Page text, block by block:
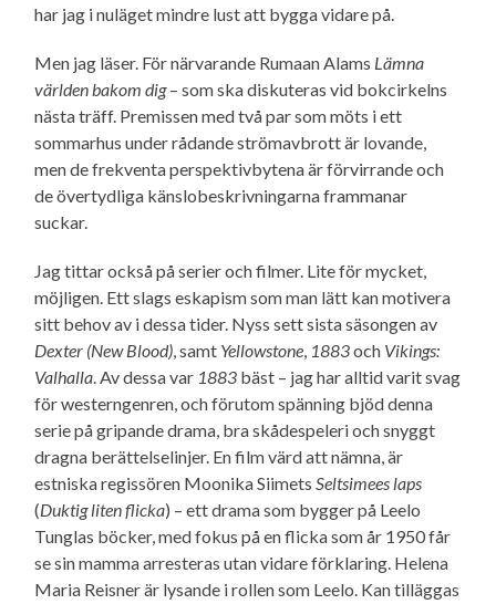
har jag i nuläget mindre lust att bygga vidare på.
Men jag läser. För närvarande Rumaan Alams Lämna
världen bakom dig– som ska diskuteras vid bokcirkelns
nästa träff. Premissen med två par som möts i ett
sommarhus under rådande strömavbrott är lovande,
men de frekventa perspektiv­bytena är förvirrande och
de övertydliga känslo­beskrivningarna frammanar
suckar.
Jag tittar också på serier och filmer. Lite för mycket,
möjligen. Ett slags eskapism som man lätt kan motivera
sitt behov av i dessa tider. Nyss sett sista säsongen av
Dexter (New Blood), samt Yellowstone, 1883och Vikings:
Valhalla. Av dessa var 1883 bäst – jag har alltid varit svag
för westerngenren, och förutom spänning bjöd denna
serie på gripande drama, bra skådespeleri och snyggt
dragna berättelse­linjer. En film värd att nämna, är
estniska regissören Moonika SiimetsSeltsimees laps
(Duktig liten flicka) – ett drama som bygger på Leelo
Tunglas böcker, med fokus på en flicka som år 1950 får
se sin mamma arresteras utan vidare förklaring. Helena
Maria Reisner är lysande i rollen som Leelo. Kan tilläggas